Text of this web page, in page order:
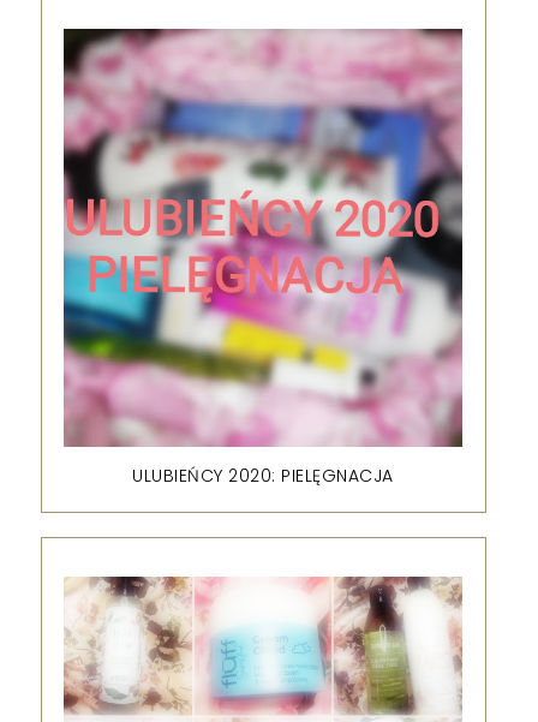
ULUBIEŃCY 2020: PIELĘGNACJA